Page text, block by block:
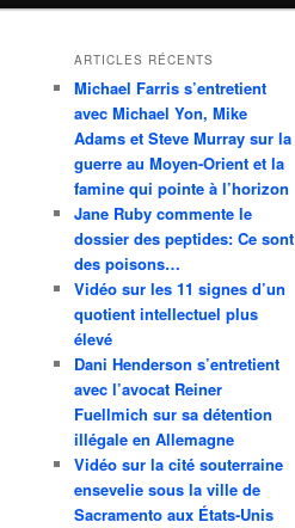
ARTICLES RÉCENTS
Michael Farris s’entretient
avec Michael Yon, Mike
Adams et Steve Murray sur la
guerre au Moyen-Orient et la
famine qui pointe à l’horizon
Jane Ruby commente le
dossier des peptides: Ce sont
des poisons…
Vidéo sur les 11 signes d’un
quotient intellectuel plus
élevé
Dani Henderson s’entretient
avec l’avocat Reiner
Fuellmich sur sa détention
illégale en Allemagne
Vidéo sur la cité souterraine
ensevelie sous la ville de
Sacramento aux États-Unis